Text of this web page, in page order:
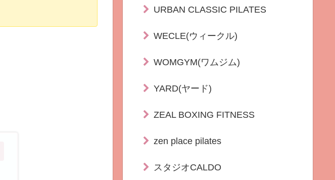
URBAN CLASSIC PILATES
WECLE(ウィークル)
WOMGYM(ワムジム)
YARD(ヤード)
ZEAL BOXING FITNESS
zen place pilates
スタジオCALDO